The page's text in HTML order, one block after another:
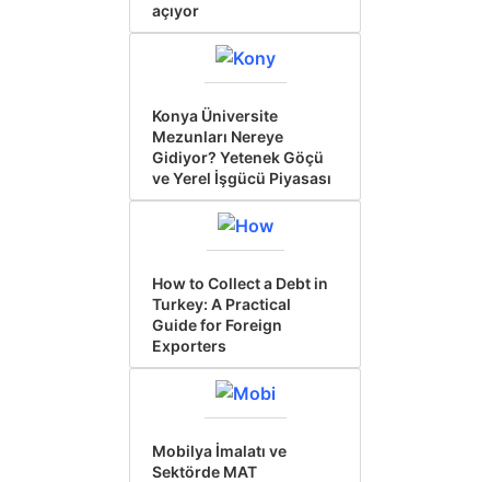
açıyor
Konya Üniversite
Mezunları Nereye
Gidiyor? Yetenek Göçü
ve Yerel İşgücü Piyasası
How to Collect a Debt in
Turkey: A Practical
Guide for Foreign
Exporters
Mobilya İmalatı ve
Sektörde MAT